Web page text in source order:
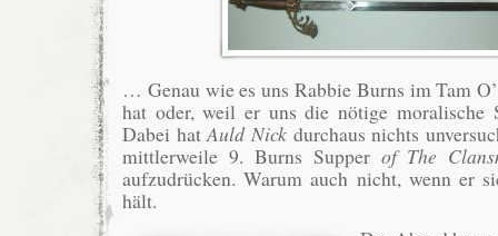
… Genau wie es uns Rabbie Burns im Tam
hat oder, weil er uns die nötige moralische
Dabei hatAuld Nick durchaus nichts
mittlerweile 9. Burns Supper of The
aufzudrücken. Warum auch nicht, wenn er
hält.